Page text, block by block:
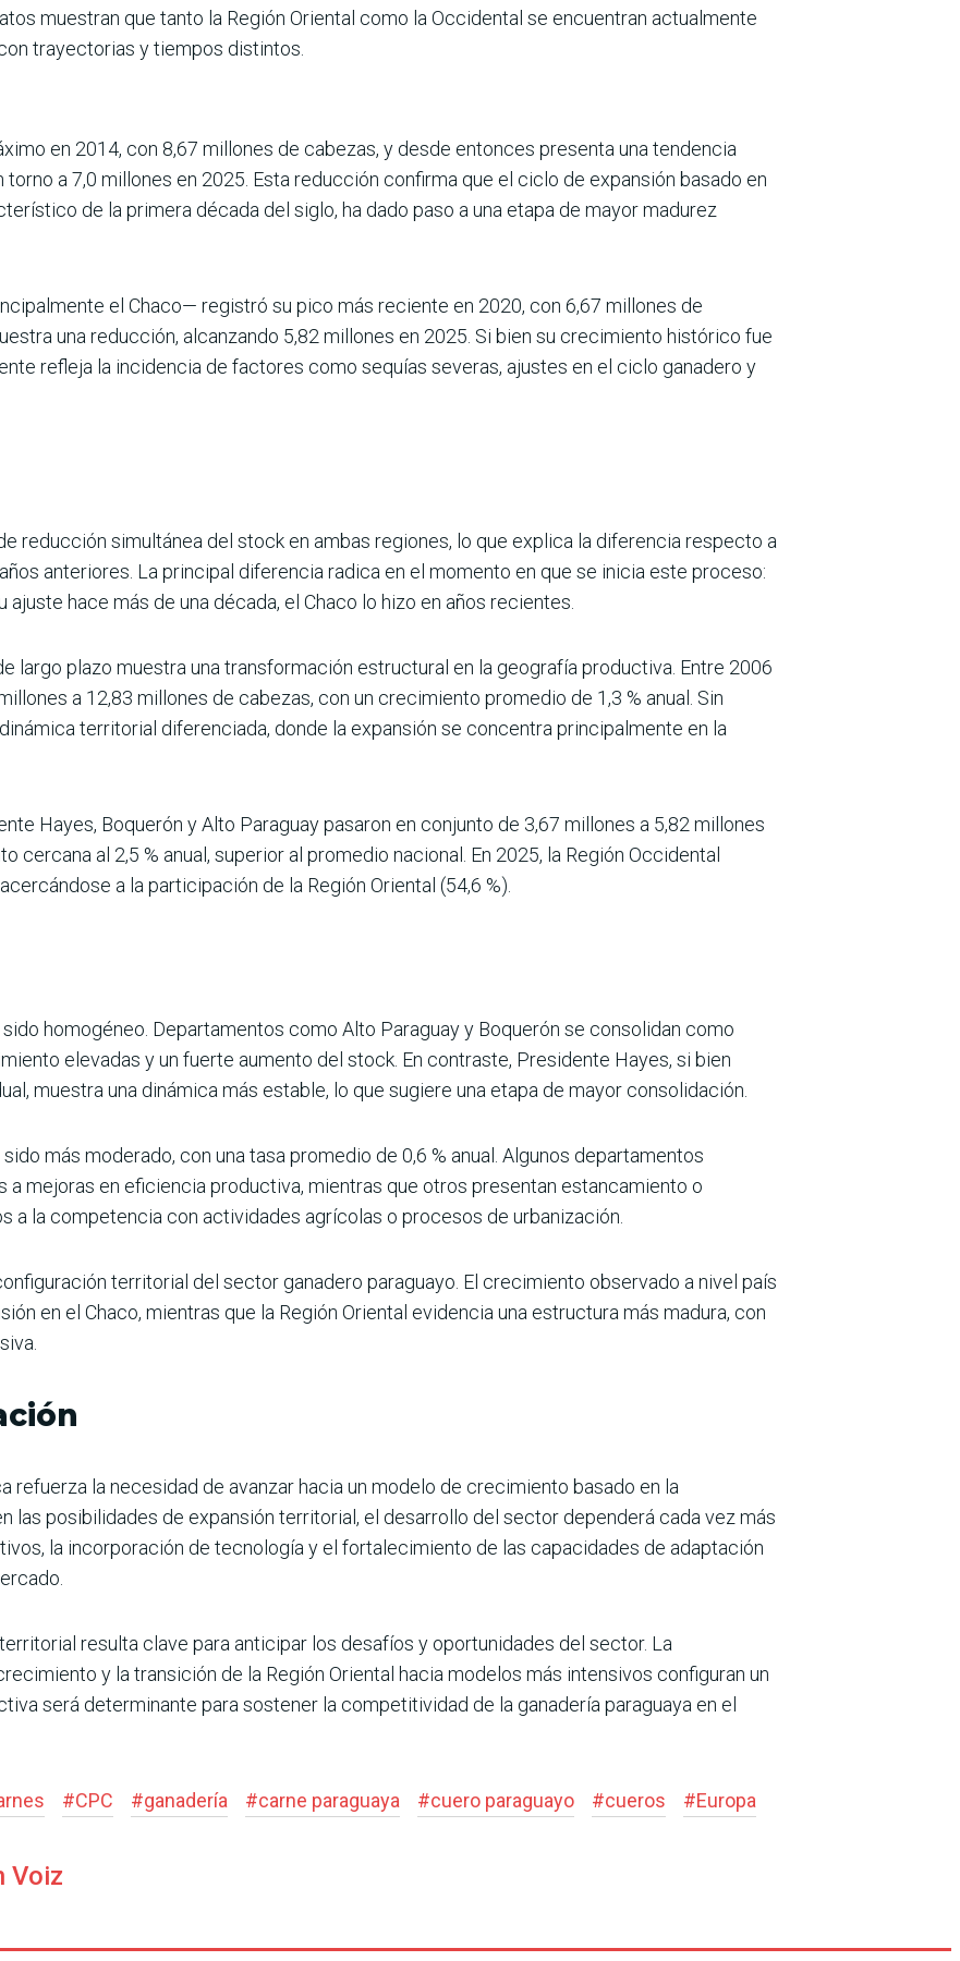
muestran que tanto la Región Oriental como la Occidental se encuentran actualmente
trayectorias y tiempos distintos.
en 2014, con 8,67 millones de cabezas, y desde entonces presenta una tendencia
a 7,0 millones en 2025. Esta reducción confirma que el ciclo de expansión basado en
de la primera década del siglo, ha dado paso a una etapa de mayor madurez
el Chaco— registró su pico más reciente en 2020, con 6,67 millones de
una reducción, alcanzando 5,82 millones en 2025. Si bien su crecimiento histórico fue
refleja la incidencia de factores como sequías severas, ajustes en el ciclo ganadero y
reducción simultánea del stock en ambas regiones, lo que explica la diferencia respecto a
anteriores. La principal diferencia radica en el momento en que se inicia este proceso:
hace más de una década, el Chaco lo hizo en años recientes.
largo plazo muestra una transformación estructural en la geografía productiva. Entre 2006
a 12,83 millones de cabezas, con un crecimiento promedio de 1,3 % anual. Sin
territorial diferenciada, donde la expansión se concentra principalmente en la
Hayes, Boquerón y Alto Paraguay pasaron en conjunto de 3,67 millones a 5,82 millones
cercana al 2,5 % anual, superior al promedio nacional. En 2025, la Región Occidental
a la participación de la Región Oriental (54,6 %).
homogéneo. Departamentos como Alto Paraguay y Boquerón se consolidan como
elevadas y un fuerte aumento del stock. En contraste, Presidente Hayes, si bien
muestra una dinámica más estable, lo que sugiere una etapa de mayor consolidación.
más moderado, con una tasa promedio de 0,6 % anual. Algunos departamentos
a mejoras en eficiencia productiva, mientras que otros presentan estancamiento o
a la competencia con actividades agrícolas o procesos de urbanización.
territorial del sector ganadero paraguayo. El crecimiento observado a nivel país
en el Chaco, mientras que la Región Oriental evidencia una estructura más madura, con
refuerza la necesidad de avanzar hacia un modelo de crecimiento basado en la
las posibilidades de expansión territorial, el desarrollo del sector dependerá cada vez más
la incorporación de tecnología y el fortalecimiento de las capacidades de adaptación
resulta clave para anticipar los desafíos y oportunidades del sector. La
y la transición de la Región Oriental hacia modelos más intensivos configuran un
será determinante para sostener la competitividad de la ganadería paraguaya en el
#CPC #ganadería #carne paraguaya #cuero paraguayo #cueros #Europa
Voiz